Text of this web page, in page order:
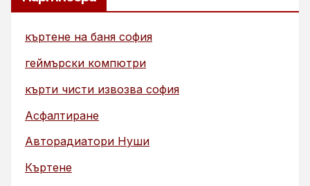
къртене на баня софия
геймърски компютри
кърти чисти извозва софия
Асфалтиране
Авторадиатори Нуши
Къртене